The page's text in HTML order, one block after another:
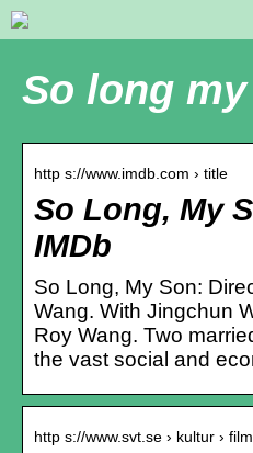
So long
http s://www.imdb.com › title
So Long, My
IMDb
So Long, My Son:
Wang. With Jingchun
Roy Wang. Two
the vast social and
http s://www.svt.se › kultur ›